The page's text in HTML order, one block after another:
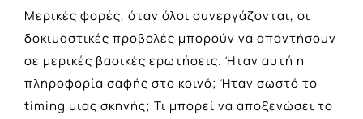
Μερικές φορές, όταν όλοι συνεργάζονται, οι
δοκιμαστικές προβολές μπορούν να απαντήσουν
σε μερικές βασικές ερωτήσεις. Ήταν αυτή η
πληροφορία σαφής στο κοινό; Ήταν σωστό το
timing μιας σκηνής; Τι μπορεί να αποξενώσει το